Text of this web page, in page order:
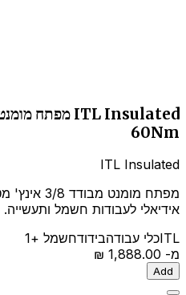
60Nm
ITL Insulated
אידיאלי לעבודות חשמל ותעשייה.
ITLכלי עבודהבידודחשמל +1
מ-
Add